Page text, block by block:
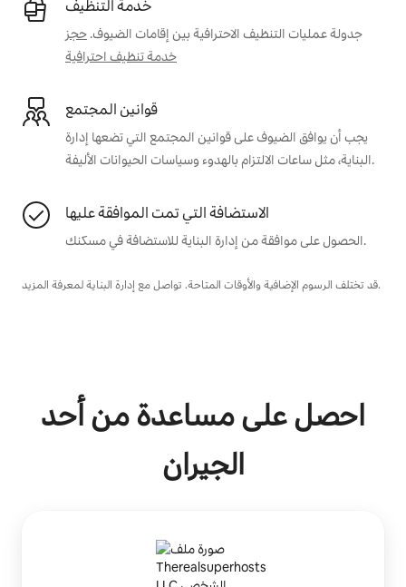
خدمة التنظيف
جدولة عمليات التنظيف الاحترافية بين إقامات الضيوف. حجز
خدمة تنظيف احترافية
قوانين المجتمع
يجب أن يوافق الضيوف على قوانين المجتمع التي تضعها إدارة
البناية، مثل ساعات الالتزام بالهدوء وسياسات الحيوانات الأليفة.
الاستضافة التي تمت الموافقة عليها
الحصول على موافقة من إدارة البناية للاستضافة في مسكنك.
قد تختلف الرسوم الإضافية والأوقات المتاحة. تواصل مع إدارة البناية لمعرفة المزيد.
احصل على مساعدة من أحد
الجيران